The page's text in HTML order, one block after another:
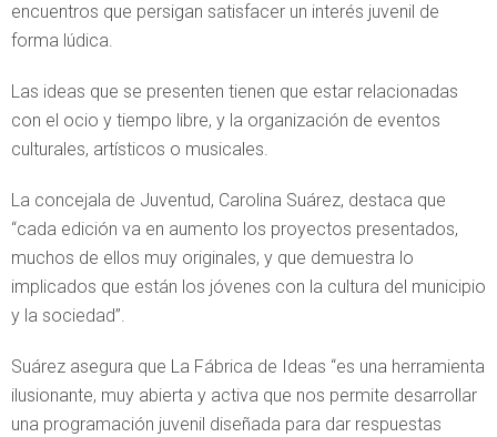
encuentros que persigan satisfacer un interés juvenil de
forma lúdica.
Las ideas que se presenten tienen que estar relacionadas
con el ocio y tiempo libre, y la organización de eventos
culturales, artísticos o musicales.
La concejala de Juventud, Carolina Suárez, destaca que
“cada edición va en aumento los proyectos presentados,
muchos de ellos muy originales, y que demuestra lo
implicados que están los jóvenes con la cultura del municipio
y la sociedad”.
Suárez asegura que La Fábrica de Ideas “es una herramienta
ilusionante, muy abierta y activa que nos permite desarrollar
una programación juvenil diseñada para dar respuestas